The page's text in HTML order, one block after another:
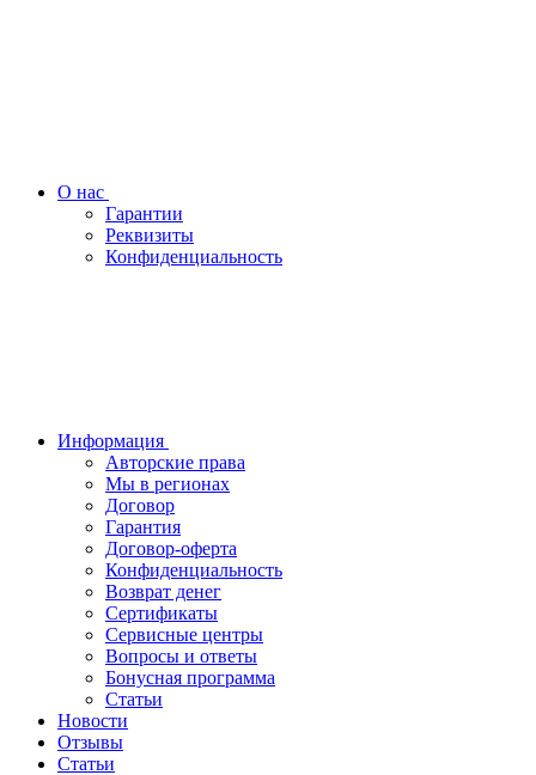
О нас
Гарантии
Реквизиты
Конфиденциальность
Информация
Авторские права
Мы в регионах
Договор
Гарантия
Договор-оферта
Конфиденциальность
Возврат денег
Сертификаты
Сервисные центры
Вопросы и ответы
Бонусная программа
Статьи
Новости
Отзывы
Статьи